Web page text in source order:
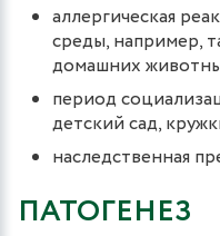
аллергическая
среды, например,
домашних
период
детский сад,
наследственная
ПАТОГЕНЕЗ